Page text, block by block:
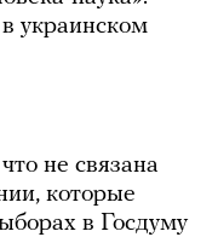
украинском
не связана
которые
в Госдуму